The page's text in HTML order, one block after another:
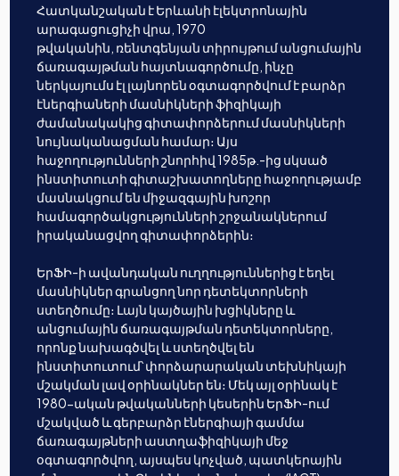
Հատկանշական է Երևանի էլեկտրոնային
արագացուցիչի վրա, 1970
թվականին, ռենտգենյան տիրույթում անցումային
ճառագայթման հայտնագործումը, ինչը
ներկայումս էլ լայնորեն օգտագործվում է բարձր
էներգիաների մասնիկների ֆիզիկայի
ժամանակակից գիտափորձերում մասնիկների
նույնականացման համար։ Այս
հաջողությունների շնորհիվ 1985թ.-ից սկսած
ինստիտուտի գիտաշխատողները հաջողությամբ
մասնակցում են միջազգային խոշոր
համագործակցությունների շրջանակներում
իրականացվող գիտափորձերին։
ԵրՖԻ-ի ավանդական ուղղություններից է եղել
մասնիկներ գրանցող նոր դետեկտորների
ստեղծումը։ Լայն կայծային խցիկները և
անցումային ճառագայթման դետեկտորները,
որոնք նախագծվել և ստեղծվել են
ինստիտուտում՝ փորձարարական տեխնիկայի
մշակման լավ օրինակներ են։ Մեկ այլ օրինակ է
1980-ական թվականների կեսերին ԵրՖԻ-ում
մշակված և գերբարձր էներգիայի գամմա
ճառագայթների աստղաֆիզիկայի մեջ
օգտագործվող, այսպես կոչված, պատկերային